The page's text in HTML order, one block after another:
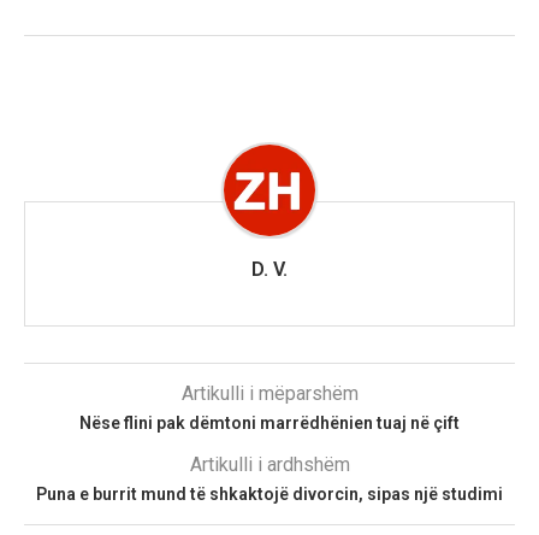
D. V.
Artikulli i mëparshëm
Nëse flini pak dëmtoni marrëdhënien tuaj në çift
Artikulli i ardhshëm
Puna e burrit mund të shkaktojë divorcin, sipas një studimi